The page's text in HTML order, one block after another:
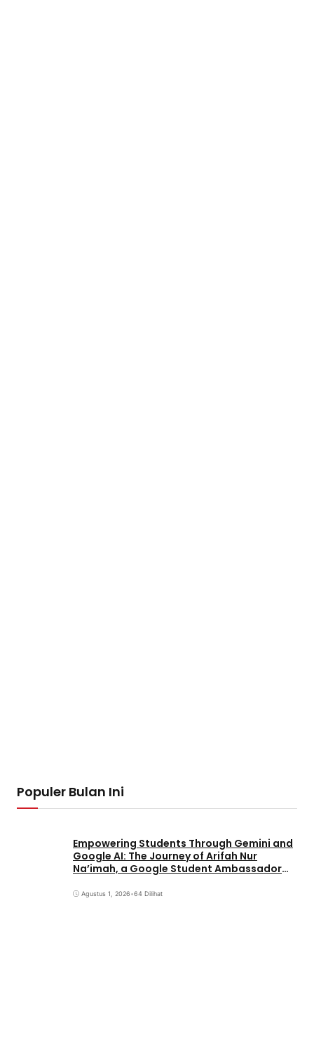
Populer Bulan Ini
Empowering Students Through Gemini and
Google AI: The Journey of Arifah Nur
Na’imah, a Google Student Ambassador
Pignatelli Triputra
Agustus 1, 2026•64 Dilihat